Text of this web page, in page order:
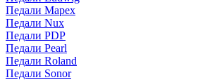
Педали Mapex
Педали Nux
Педали PDP
Педали Pearl
Педали Roland
Педали Sonor